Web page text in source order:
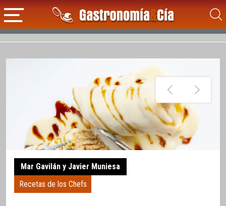
Mar Gavilán y Javier Muniesa
Recetas de los Chefs